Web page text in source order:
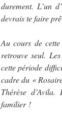
durement. L’un
devrais te faire
Au cours de
retrouve seul.
cette période
cadre du «
Thérèse
familier !